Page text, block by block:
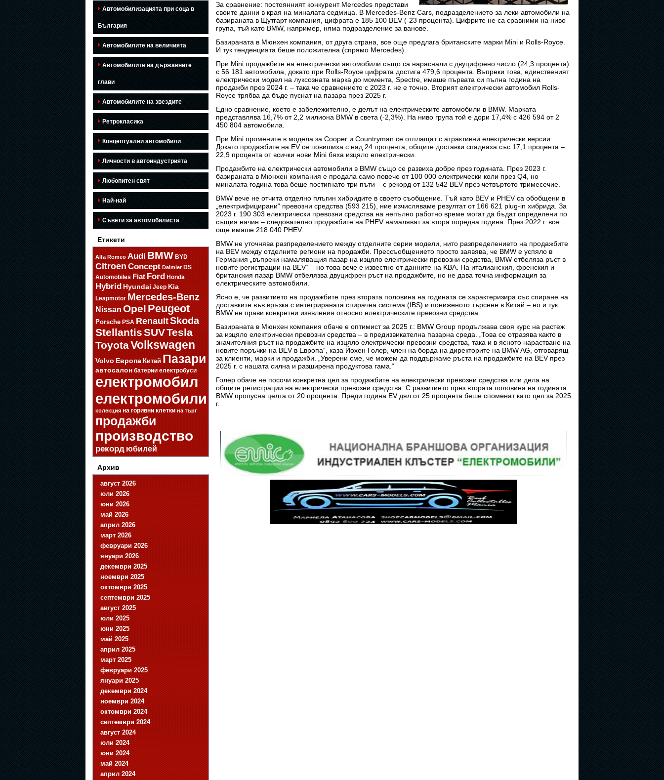
Автомобилизацията при соца в
България
Автомобилите на величията
Автомобилите на държавните
глави
Автомобилите на звездите
Ретрокласика
Концептуални автомобили
Личности в автоиндустрията
Любопитен свят
Най-най
Съвети за автомобилиста
Етикети
Alfa Romeo Audi BMW BYD
Citroen Concept Daimler DS
Automobiles Fiat Ford Honda
HybridHyundai Jeep Kia
Leapmotor Mercedes-Benz
Nissan Opel Peugeot
Porsche PSA RenaultSkoda
StellantisSUVTesla
ToyotaVolkswagen
Volvo Европа Китай Пазари
автосалон батерии електробуси
електромобил
електромобили
колекция на горивни клетки на търг
продажби
производство
рекорд юбилей
Архив
август 2026
юли 2026
юни 2026
май 2026
април 2026
март 2026
февруари 2026
януари 2026
декември 2025
ноември 2025
октомври 2025
септември 2025
август 2025
юли 2025
юни 2025
май 2025
април 2025
март 2025
февруари 2025
януари 2025
декември 2024
ноември 2024
октомври 2024
септември 2024
август 2024
юли 2024
юни 2024
май 2024
април 2024
За сравнение: постоянният конкурент Mercedes представи
своите данни в края на миналата седмица. В Mercedes-Benz Cars, подразделението за леки автомобили на
базираната в Щутгарт компания, цифрата е 185 100 BEV (-23 процента). Цифрите не са сравними на ниво
група, тъй като BMW, например, няма подразделение за ванове.
Базираната в Мюнхен компания, от друга страна, все още предлага британските марки Mini и Rolls-Royce.
И тук тенденцията беше положителна (спрямо Mercedes).
При Mini продажбите на електрически автомобили също са нараснали с двуцифрено число (24,3 процента)
с 56 181 автомобила, докато при Rolls-Royce цифрата достига 479,6 процента. Въпреки това, единственият
електрически модел на луксозната марка до момента, Spectre, имаше първата си пълна година на
продажби през 2024 г. – така че сравнението с 2023 г. не е точно. Вторият електрически автомобил Rolls-
Royce трябва да бъде пуснат на пазара през 2025 г.
Едно сравнение, което е забележително, е делът на електрическите автомобили в BMW. Марката
представлява 16,7% от 2,2 милиона BMW в света (-2,3%). На ниво група той е дори 17,4% с 426 594 от 2
450 804 автомобила.
При Mini промените в модела за Cooper и Countryman се отплащат с атрактивни електрически версии:
Докато продажбите на EV се повишиха с над 24 процента, общите доставки спаднаха със 17,1 процента –
22,9 процента от всички нови Mini бяха изцяло електрически.
Продажбите на електрически автомобили в BMW също се развиха добре през годината. През 2023 г.
базираната в Мюнхен компания е продала само повече от 100 000 електрически коли през Q4, но
миналата година това беше постигнато три пъти – с рекорд от 132 542 BEV през четвъртото тримесечие.
BMW вече не отчита отделно плъгин хибридите в своето съобщение. Тъй като BEV и PHEV са обобщени в
„електрифицирани“ превозни средства (593 215), ние изчисляваме резултат от 166 621 plug-in хибрида. За
2023 г. 190 303 електрически превозни средства на непълно работно време могат да бъдат определени по
същия начин – следователно продажбите на PHEV намаляват за втора поредна година. През 2022 г. все
още имаше 218 040 PHEV.
BMW не уточнява разпределението между отделните серии модели, нито разпределението на продажбите
на BEV между отделните региони на продажби. Прессъобщението просто заявява, че BMW е успяло в
Германия „въпреки намаляващия пазар на изцяло електрически превозни средства, BMW отбеляза ръст в
новите регистрации на BEV“ – но това вече е известно от данните на KBA. На италианския, френския и
британския пазар BMW отбелязва двуцифрен ръст на продажбите, но не дава точна информация за
електрическите автомобили.
Ясно е, че развитието на продажбите през втората половина на годината се характеризира със спиране на
доставките във връзка с интегрираната спирачна система (IBS) и пониженото търсене в Китай – но и тук
BMW не прави конкретни изявления относно електрическите превозни средства.
Базираната в Мюнхен компания обаче е оптимист за 2025 г.: BMW Group продължава своя курс на растеж
за изцяло електрически превозни средства – в предизвикателна пазарна среда. „Това се отразява както в
значителния ръст на продажбите на изцяло електрически превозни средства, така и в ясното нарастване на
новите поръчки на BEV в Европа“, каза Йохен Голер, член на борда на директорите на BMW AG, отговарящ
за клиенти, марки и продажби. „Уверени сме, че можем да поддържаме ръста на продажбите на BEV през
2025 г. с нашата силна и разширена продуктова гама.“
Голер обаче не посочи конкретна цел за продажбите на електрически превозни средства или дела на
общите регистрации на електрически превозни средства. С развитието през втората половина на годината
BMW пропусна целта от 20 процента. Преди година EV дял от 25 процента беше споменат като цел за 2025
г.